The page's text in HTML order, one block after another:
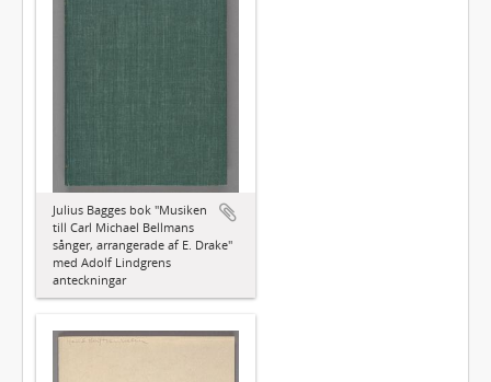
Julius Bagges bok "Musiken
till Carl Michael Bellmans
sånger, arrangerade af E. Drake"
med Adolf Lindgrens
anteckningar